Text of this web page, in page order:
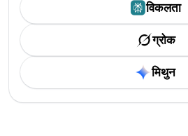
विकलता
ग्रोक
मिथुन